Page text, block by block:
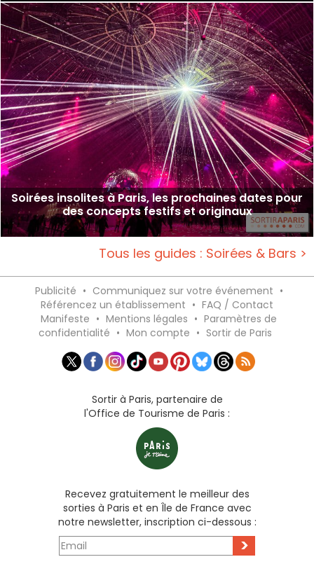
Soirées insolites à Paris, les prochaines dates pour
des concepts festifs et originaux
Tous les guides : Soirées & Bars >
Publicité • Communiquez sur votre événement •
Référencez un établissement • FAQ / Contact
Manifeste • Mentions légales • Paramètres de
confidentialité • Mon compte • Sortir de Paris
Sortir à Paris, partenaire de
l'Office de Tourisme de Paris :
Recevez gratuitement le meilleur des
sorties à Paris et en Île de France avec
notre newsletter, inscription ci-dessous :
>